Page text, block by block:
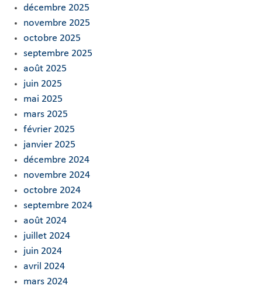
décembre 2025
novembre 2025
octobre 2025
septembre 2025
août 2025
juin 2025
mai 2025
mars 2025
février 2025
janvier 2025
décembre 2024
novembre 2024
octobre 2024
septembre 2024
août 2024
juillet 2024
juin 2024
avril 2024
mars 2024